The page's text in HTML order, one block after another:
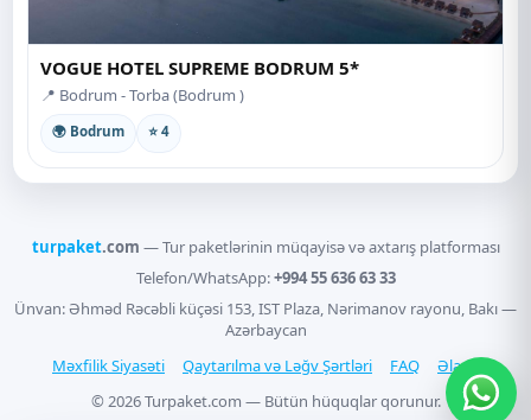
VOGUE HOTEL SUPREME BODRUM 5*
📍 Bodrum - Torba (Bodrum )
🌍 Bodrum ⭐ 4
turpaket.com — Tur paketlərinin müqayisə və axtarış platforması
Telefon/WhatsApp:+994 55 636 63 33
Ünvan: Əhməd Rəcəbli küçəsi 153, IST Plaza, Nərimanov rayonu, Bakı —
Azərbaycan
Məxfilik Siyasəti
Qaytarılma və Ləğv Şərtləri FAQ
Əlaqə
© 2026 Turpaket.com — Bütün hüquqlar qorunur.